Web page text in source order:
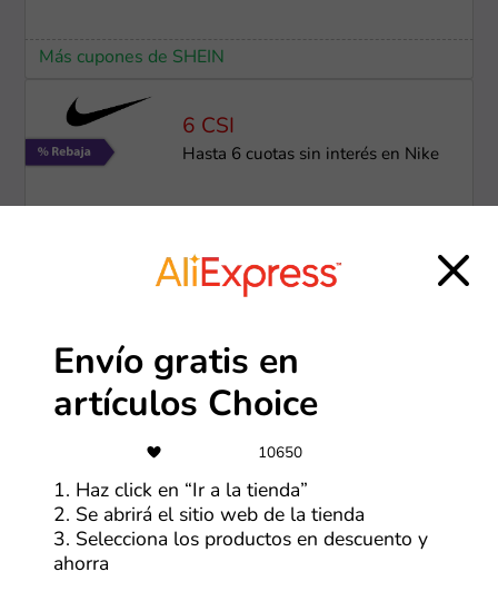
Más cupones de SHEIN
6 CSI
Hasta 6 cuotas sin interés en Nike
Paga en hasta 6 cuotas con tarjetas
seleccionadas
Más cupones de Tiendamia
-50%
TiendaMia descuentos y ofertas
hasta 50%
Envío gratis en
artículos Choice
10650
1. Haz click en “Ir a la tienda”
2. Se abrirá el sitio web de la tienda
3. Selecciona los productos en descuento y
ahorra